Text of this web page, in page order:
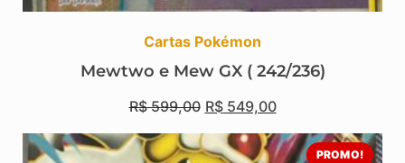
Cartas Pokémon
Mewtwo e Mew GX ( 242/236)
R$599,00 R$549,00
PROMO!